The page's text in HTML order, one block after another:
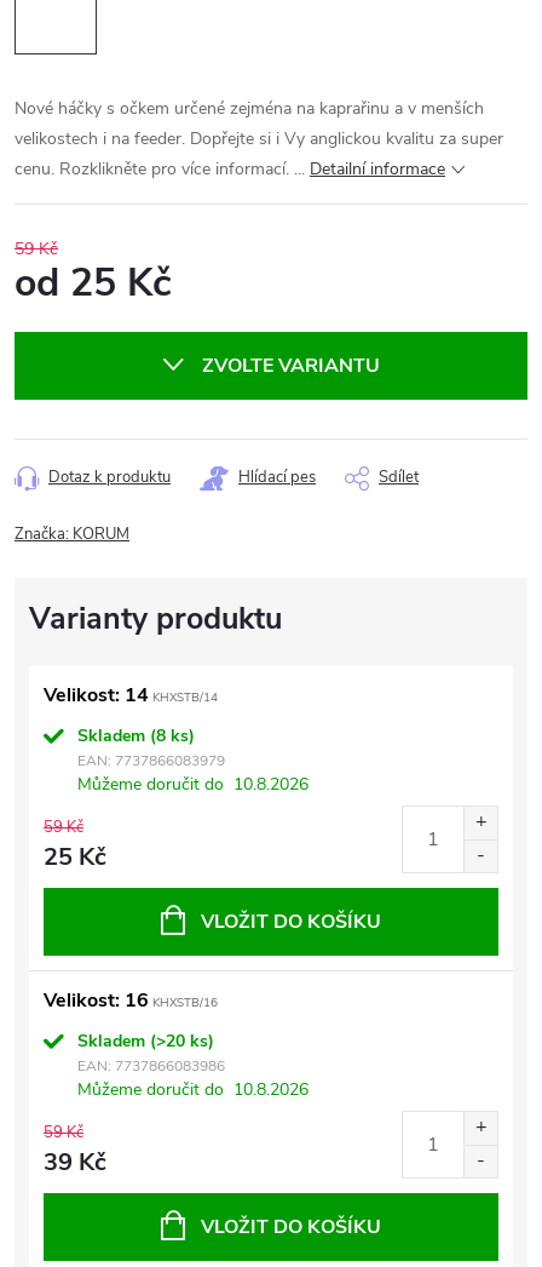
Nové háčky s očkem určené zejména na kaprařinu a v menších
velikostech i na feeder. Dopřejte si i Vy anglickou kvalitu za super
cenu. Rozklikněte pro více informací. ... Detailní informace
59 Kč
od 25 Kč
ZVOLTE VARIANTU
Dotaz k produktu Hlídací pes Sdílet
Značka: KORUM
Velikost: 14 KHXSTB/14
Skladem (8 ks)
EAN: 7737866083979
Můžeme doručit do 10.8.2026
59 Kč
25 Kč
VLOŽIT DO KOŠÍKU
Velikost: 16 KHXSTB/16
Skladem (>20 ks)
EAN: 7737866083986
Můžeme doručit do 10.8.2026
59 Kč
39 Kč
VLOŽIT DO KOŠÍKU